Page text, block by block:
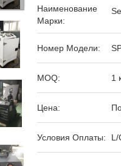
Наименование
Марки:
Номер Модели:
MOQ: 1
Цена:
Условия Оплаты: L/